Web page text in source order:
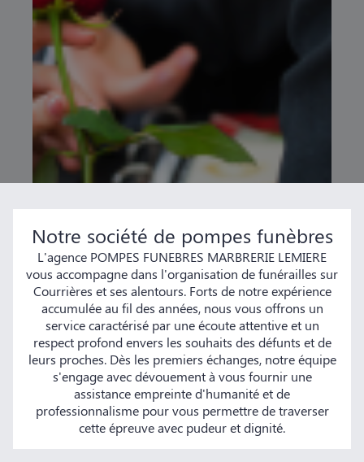
Notre société de pompes funèbres
L'agence POMPES FUNEBRES MARBRERIE LEMIERE
vous accompagne dans l'organisation de funérailles sur
Courrières et ses alentours. Forts de notre expérience
accumulée au fil des années, nous vous offrons un
service caractérisé par une écoute attentive et un
respect profond envers les souhaits des défunts et de
leurs proches. Dès les premiers échanges, notre équipe
s'engage avec dévouement à vous fournir une
assistance empreinte d'humanité et de
professionnalisme pour vous permettre de traverser
cette épreuve avec pudeur et dignité.